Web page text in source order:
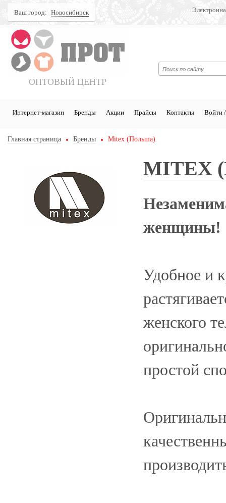
Ваш город: Новосибирск
ОПТОВЫЙ ЦЕНТР
Интернет-магазин Бренды Акции Прайсы Контакты Войти /
Главная страница Бренды Mitex (Польша)
MITEX
женщины!
Удобное и
женского
простой